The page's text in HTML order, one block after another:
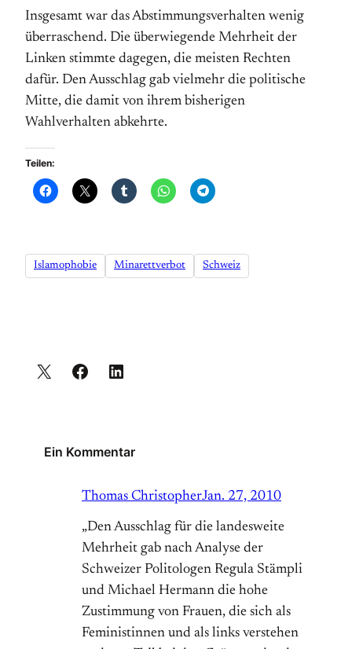
Insgesamt war das Abstimmungsverhalten wenig
überraschend. Die überwiegende Mehrheit der
Linken stimmte dagegen, die meisten Rechten
dafür. Den Ausschlag gab vielmehr die politische
Mitte, die damit von ihrem bisherigen
Wahlverhalten abkehrte.
Teilen:
Islamophobie Minarettverbot Schweiz
Ein Kommentar
Thomas ChristopherJan. 27, 2010
„Den Ausschlag für die landesweite
Mehrheit gab nach Analyse der
Schweizer Politologen Regula Stämpli
und Michael Hermann die hohe
Zustimmung von Frauen, die sich als
Feministinnen und als links verstehen